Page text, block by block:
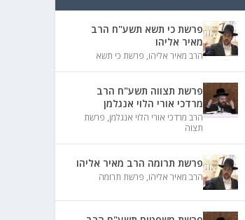
פרשת כי תשא תשע"ח הרב
מאיר אליהו
הרב מאיר אליהו, פרשת כי תשא
פרשת תצווה תשע"ח הרב
מרדכי אורי הלוי אנגלמן
הרב מרדכי אורי הלוי אנגלמן, פרשת
תצוה
פרשת תרומה הרב מאיר אליהו
הרב מאיר אליהו, פרשת תרומה